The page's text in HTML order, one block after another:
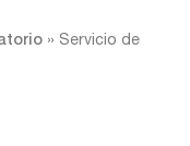
» Servicio de